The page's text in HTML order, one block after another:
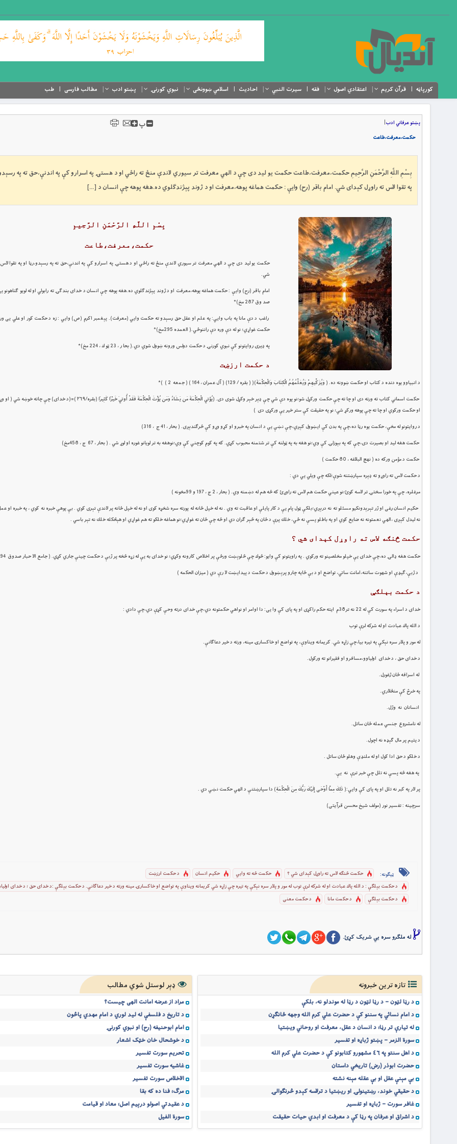
کورپاڼه قرآن کریم اعتقادي اصول فقه سیرت النبي احادیث اسلامي ښوونځی نبوي کورنۍ پښتو ادب مطالب فارسی طب
پښتو عرفاني ادب| پ
حكمت،معرفت،طاعت
بِسْمِ اللَّهِ الرَّحْمَنِ الرَّحِيمِ حكمت،معرفت،طاعت حكمت يو ليد دى چې د الهي معرفت تر سيوري لاندې منځ ته راځي او د هستۍ په اسرارو كې په اندنې،حق ته په
په تقوا لاس ته راوړل کېدای شي. امام باقر (رح) وايې : حكمت هماغه پوهه،معرفت او د ژوند پېژندګلوي ده.هغه پوهه چې انسان د […]
بِسْمِ اللَّهِ الرَّحْمَنِ الرَّحِيمِ
حكمت،معرفت،طاعت
حكمت يو ليد دى چې د الهي معرفت تر سيوري لاندې منځ ته راځي او د هستۍ په اسرارو كې په اندنې،حق ته په رسېدو،رڼا او په تقوا
شي.
امام باقر (رح) وايې : حكمت هماغه پوهه،معرفت او د ژوند پېژندګلوي ده.هغه پوهه چې انسان د خداى بندګۍ ته رابولي او له لويو ګناهونو
صد وق 287 مخ)*
راغب د دې مانا په باب وايي: په علم او عقل حق رسېدو ته حكمت وايي (معرفت). پېغمبر اکرم (ص) وايي : زه د حكمت كور او علي يى
حكمت غواړي؛ نو له دې وره دې راننوځي.( العمده 295مخ)*
په ډيرى روايتونو كې نبوي كورنۍ د حكمت دولس ورونه ښوول شوي دي.( بحا ر ، 23 ټو ك ، 224 مخ)*
د حكمت ارزښت
د انبياوو يوه دنده د كتاب او حكمت ښوونه ده. ( وَيُزَكِّيهِمْ وَيُعَلِّمُهُمُ الْكِتَابَ وَالْحِكْمَةَ)( ( بقره / 129) ( آل عمران ، 164 ) ( جمعه 2 ) )*
حكمت اسماني كتاب ته ورته دى او چا ته چې حكمت وركړل شو؛نو پوه دې شي چې ډېر خېر وكړل شوى دى. (يُؤتِي الْحِكْمَةَ مَن يَشَاءُ وَمَن يُؤْتَ الْحِكْمَةَ فَقَدْ أُوتِيَ
او حكمت وركوي او چا ته چې پوهه وركړ شي؛ نو په حقيقت کې ستر خير يې وركړى دى )
د روايتونو له مخې، حكمت يوه رڼا ده،چې په بدن كې ايښوول كېږي،چې نښې يې د انسان په خبرو او كړو وړو كې څرګندېږى. ( بحار ، 41 ج ، 316)
حكمت هغه ليد او بصيرت دى،چې كه په بېوزلۍ كې وي؛نو هغه به په ټولنه كې تر شتمنه محبوب كړي. كه په كوم كوچني كې وي؛نوهغه به تر لويانو غوره او لوړ شي . ( بحار ، 67 ج ، 458مخ)
حكمت د مؤمن وركه ده ( نهج البلاغه ، 80 حكمت )
د حكمت لاس ته راوړو ته ډېره سپارښتنه شوې؛لكه چې ويلي يي دي :
مرغلره، چې په خورا سختۍ تر لاسه كوئ؛نو عيني حكمت هم لاس ته راوړئ كه څه هم له دښمنه وي. ( بحار ، 2 ج ، 197 و 99مخونه )
حكيم انسان رغى او ژر تېرېدونكيو مسئلو ته نه درېږي؛بلكې ټول پام يې د كار پايلې او عاقبت ته وي . نه له خپل ځانه له پورته سره شخړه كوى او نه له خپل ځانه پر لاندې تېرى كوي . بې پوهې خبره نه كوي ، په خبره
نه ليدل كېږى ،الهي نعمتونه نه ضايع كوي او په باطلو پسې نه ځي، خلك پرې د ځان په څېر ګران دي او څه چې ځان ته غواړي؛نو هماغه خلكو ته هم غواړي او هېڅكله خلك نه تېر باسي .
حكمت څنګه لاس ته راوړل کېداى شي ؟
حكمت هغه ډالۍ ده،چې خداى يې خپلو مخلصينو ته وركوي . په راويتونو كې وايو: څوك چې څلوېښت ورځې پر اخلاص كارونه وكړي؛ نو خداى به يې له زړه څخه پر ژبې د حكمت چينې جاري كړي. ( جامع الا حبار صدوق 94 مخ )
د ژبې،ګيډې او شهوت ساتنه،امانت ساتي، تواضع او د بې ځايه چارو پرېښوول د حكمت د پيدايښت لا رې دي ( ميزان الحكمه )
د حكمت بېلګې
خداى د اسراء په سورت کې له 22 نه تر38م ايته حکم راكړى او په پاى كې وا يى: دا اوامر او نواهي حكمتونه دي،چې خداى درته وحې كړې دي،چې دادي :
د الله پاك عبادت او له شركه لرې توب
له مور و پلار سره نېكې په تيره بيا،چې زاړه شي. كريمانه ويناوې، په تواضع او خاکسارۍ مينه، ورته د خير دعاګانې.
د خداى حق ، د خداى اولياوو،مسافرو او فقيرانو ته وركول.
له اسرافه ځان ژغورل.
په خرڅ كې منځلاري.
انسانان نه وژل.
له نامشروع جنسي عمله ځان ساتل.
د يتيم پر مال ګېډه نه اچول.
د خلكو د حق ادا كول او له ملنډې وهلو ځان ساتل .
په هغه څه پسې نه تلل چې خبر ترې نه يې.
پر لار په كبر نه تلل او په پای كې وايي:( ذَلِكَ مِمَّا أَوْحَى إِلَيْكَ رَبُّكَ مِنَ الْحِكْمَةِ) دا سپارښتنې د الهي حكمت نښي دي .
سرچینه : تفسیر نور (مولف شیخ محسن قرآیتی)
ټیګونه: حكمت څنګه لاس ته راوړل کېداى شي ؟ حکمت څه ته وايي حکیم انسان
د حكمت ارزښت
د حكمت بېلګې : د الله پاك عبادت او له شركه لرې توب له مور و پلار سره نېكې په تيره چې زاړه شي كريمانه ويناوې په تواضع او خاکسارۍ مينه ورته د خير دعاګانې. د حكمت بېلګې :د خداى حق ؛ د خداى
د حکمت بېلګې
د حکمت مانا د حکمت معنی
له ملگرو سره یي شریک کړئ.
تازه ترین خبرونه
د رڼا لټون – د رڼا لټون د رڼا له موندلو نه، بلکې
د امام نسائي په سننو کې د حضرت علي کرم الله وجهه ځانګړن
له تیارې تر رڼا؛ د انسان د عقل، معرفت او روحاني ویښتیا
سورة الزمر – پښتو ژباړه او تفسیر
د اهل سنتو په ٤٦ مشهورو کتابونو کې د حضرت علي کرم الله
حضرت ابوذر (رض) تاریخي داستان
بې مېنې عقل او بې عقله مېنه نشته
د حقیقي خوند، رښتینولۍ او ریښتیا د ترلاسه کېدو څرنګوالۍ
غافر سورت – ژباړه او تفسیر
د اشراق او عرفان په رڼا کې د معرفت او ابدي حیات حقیقت
ډېر لوستل شوي مطالب
مراد از عرضه امانت الهی چیست؟
د تاريخ د فلسفې له ليد لوري د امام مهدي پاڅون
امام ابوحنیفه (رح) او نبوي کورنۍ
د خوشحال خان خټک اشعار
تحریم سورت تفسیر
غاشیه سورت تفسیر
الاخلاص سورت تفسیر
مرګ؛ فنا ده که بقا
د عقیدتي اصولو درېیم اصل؛ معاد او قیامت
سورة الفیل